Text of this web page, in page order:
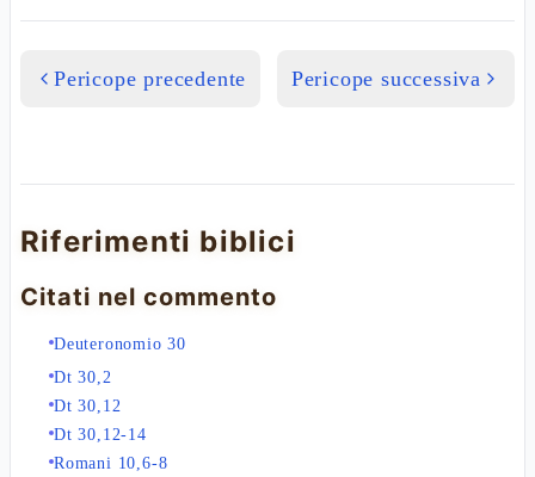
Pericope precedente Pericope successiva
Riferimenti biblici
Citati nel commento
Deuteronomio 30
Dt 30,2
Dt 30,12
Dt 30,12-14
Romani 10,6-8